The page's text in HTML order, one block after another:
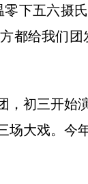
下五六摄
都给我们
初三开始
大戏。今